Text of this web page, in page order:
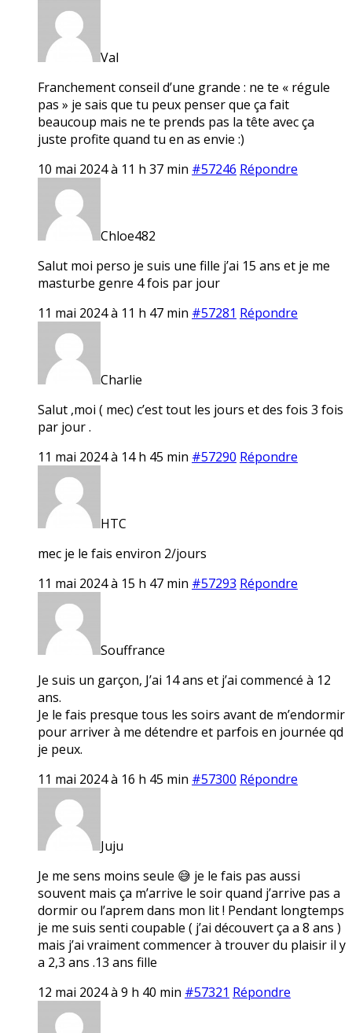
Val
Franchement conseil d’une grande : ne te « régule
pas » je sais que tu peux penser que ça fait
beaucoup mais ne te prends pas la tête avec ça
juste profite quand tu en as envie :)
10 mai 2024 à 11 h 37 min #57246 Répondre
Chloe482
Salut moi perso je suis une fille j’ai 15 ans et je me
masturbe genre 4 fois par jour
11 mai 2024 à 11 h 47 min #57281 Répondre
Charlie
Salut ,moi ( mec) c’est tout les jours et des fois 3 fois
par jour .
11 mai 2024 à 14 h 45 min #57290 Répondre
HTC
mec je le fais environ 2/jours
11 mai 2024 à 15 h 47 min #57293 Répondre
Souffrance
Je suis un garçon, J’ai 14 ans et j’ai commencé à 12
ans.
Je le fais presque tous les soirs avant de m’endormir
pour arriver à me détendre et parfois en journée qd
je peux.
11 mai 2024 à 16 h 45 min #57300 Répondre
Juju
Je me sens moins seule 😅 je le fais pas aussi
souvent mais ça m’arrive le soir quand j’arrive pas a
dormir ou l’aprem dans mon lit ! Pendant longtemps
je me suis senti coupable ( j’ai découvert ça a 8 ans )
mais j’ai vraiment commencer à trouver du plaisir il y
a 2,3 ans .13 ans fille
12 mai 2024 à 9 h 40 min #57321 Répondre